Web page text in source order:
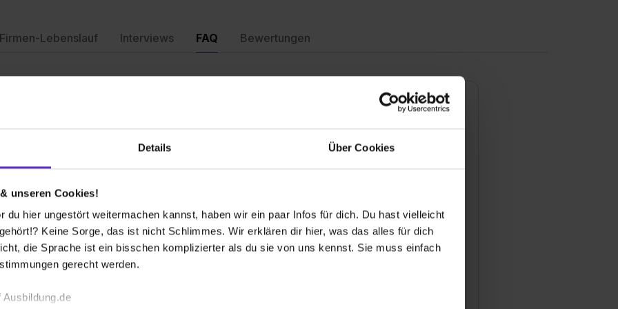
Details Über Cookies
unseren Cookies!
du hier ungestört weitermachen kannst, haben wir ein paar Infos für dich. Du hast vielleicht
Keine Sorge, das ist nicht Schlimmes. Wir erklären dir hier, was das alles für dich
die Sprache ist ein bisschen komplizierter als du sie von uns kennst. Sie muss einfach
gerecht werden.
Firmen-Lebenslauf Interviews FAQ Bewertungen
Wie sieht der Bewerbungsprozess für eine
Bereich, sowie duale
informierst und dich bei
und beschreibst kurz, warum du diesen